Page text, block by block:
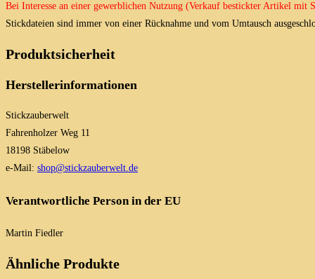
Bei Interesse an einer gewerblichen Nutzung (Verkauf bestickter Artikel
Stickdateien sind immer von einer Rücknahme und vom Umtausch
Produktsicherheit
Herstellerinformationen
Stickzauberwelt
Fahrenholzer Weg 11
18198 Stäbelow
e-Mail: shop@stickzauberwelt.de
Verantwortliche Person in der EU
Martin Fiedler
Ähnliche Produkte